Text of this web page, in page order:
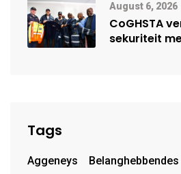
August 6, 2026
CoGHSTA
sekuriteit
Tags
Aggeneys Belanghebbendes